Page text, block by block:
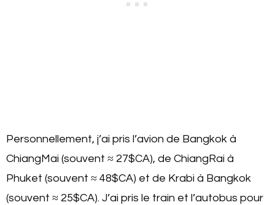
Personnellement, j’ai pris l’avion de Bangkok à
ChiangMai (souvent ≈ 27$CA), de ChiangRai à
Phuket (souvent ≈ 48$CA) et de Krabi à Bangkok
(souvent ≈ 25$CA). J’ai pris le train et l’autobus pour